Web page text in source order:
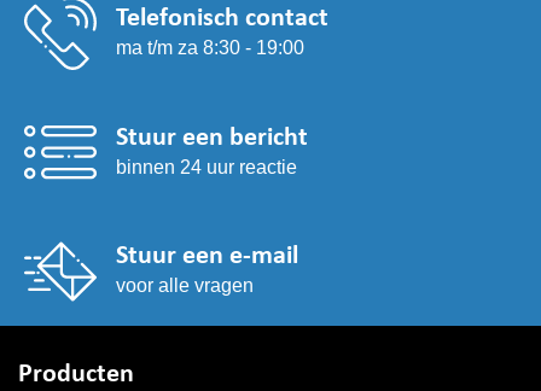
Telefonisch contact
ma t/m za 8:30 - 19:00
Stuur een bericht
binnen 24 uur reactie
Stuur een e-mail
voor alle vragen
Producten